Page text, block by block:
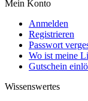
Mein Konto
Anmelden
Registrieren
Passwort
Wo ist meine
Gutschein
Wissenswertes